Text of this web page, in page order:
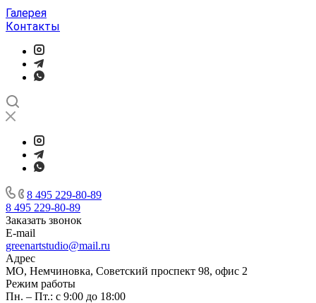
Галерея
Контакты
8 495 229-80-89
8 495 229-80-89
Заказать звонок
E-mail
greenartstudio@mail.ru
Адрес
МО, Немчиновка, Советский проспект 98, офис 2
Режим работы
Пн. – Пт.: с 9:00 до 18:00